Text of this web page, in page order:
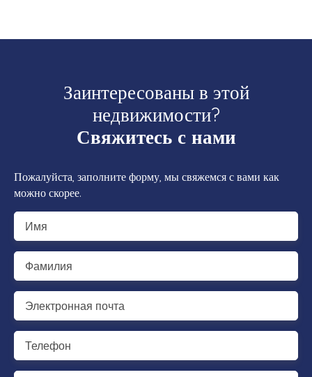
Заинтересованы в этой
недвижимости?
Свяжитесь с нами
Пожалуйста, заполните форму, мы свяжемся с вами как
можно скорее.
Имя
Фамилия
Электронная почта
Телефон